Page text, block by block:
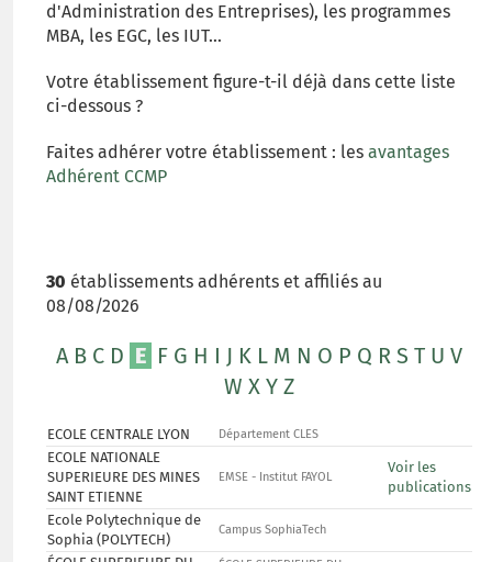
d'Administration des Entreprises), les programmes
MBA, les EGC, les IUT...
Votre établissement figure-t-il déjà dans cette liste
ci-dessous ?
Faites adhérer votre établissement : les avantages
Adhérent CCMP
30 établissements adhérents et affiliés au
08/08/2026
A B C D E F G H I J K L M N O P Q R S T U V
W X Y Z
ECOLE CENTRALE LYON Département CLES
ECOLE NATIONALE
SUPERIEURE DES MINES
SAINT ETIENNE
EMSE - Institut FAYOL
Voir les
publications
Ecole Polytechnique de
Sophia (POLYTECH)
Campus SophiaTech